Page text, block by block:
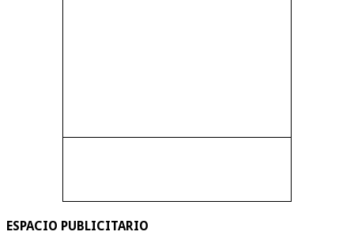
ESPACIO PUBLICITARIO